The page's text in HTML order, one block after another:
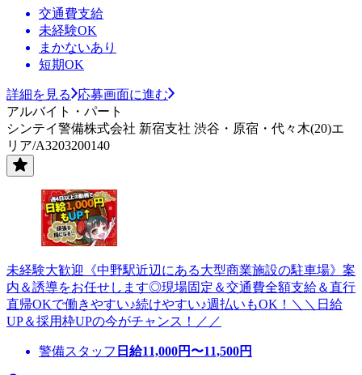
交通費支給
未経験OK
まかないあり
短期OK
詳細を見る
応募画面に進む
アルバイト・パート
シンテイ警備株式会社 新宿支社 渋谷・原宿・代々木(20)エ
リア/A3203200140
未経験大歓迎《中野駅近辺にある大型商業施設の駐車場》案
内＆誘導をお任せします◎現場固定＆交通費全額支給＆直行
直帰OKで働きやすい♪続けやすい♪週払いもOK！＼＼日給
UP＆採用枠UPの今がチャンス！／／
警備スタッフ 日給11,000円〜11,500円